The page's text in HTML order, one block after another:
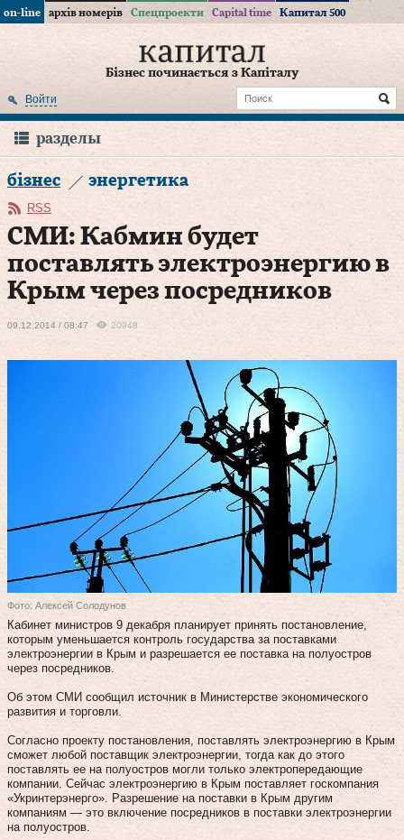
on-line архів номерів Спецпроекти Capital time Капитал 500
Бізнес починається з Капіталу
Войти
разделы
бізнес энергетика
RSS
СМИ: Кабмин будет
поставлять электроэнергию в
Крым через посредников
09.12.2014 / 08:47 20948
Фото: Алексей Солодунов
Кабинет министров 9 декабря планирует принять постановление,
которым уменьшается контроль государства за поставками
электроэнергии в Крым и разрешается ее поставка на полуостров
через посредников.
Об этом СМИ сообщил источник в Министерстве экономического
развития и торговли.
Согласно проекту постановления, поставлять электроэнергию в Крым
сможет любой поставщик электроэнергии, тогда как до этого
поставлять ее на полуостров могли только электропередающие
компании. Сейчас электроэнергию в Крым поставляет госкомпания
«Укринтерэнерго». Разрешение на поставки в Крым другим
компаниям — это включение посредников в поставки электроэнергии
на полуостров.